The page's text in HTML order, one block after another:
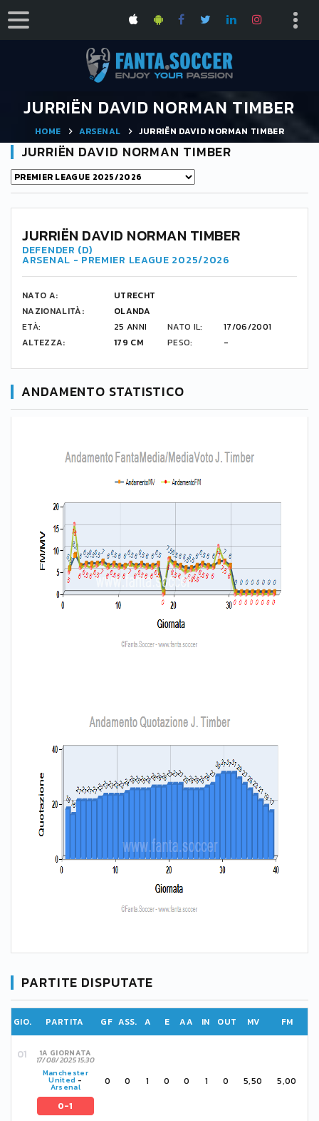
JURRIËN DAVID NORMAN TIMBER
HOME ARSENAL JURRIËN DAVID NORMAN TIMBER
JURRIËN DAVID NORMAN TIMBER
12
JURRIËN DAVID NORMAN TIMBER
DEFENDER (D)
ARSENAL - PREMIER LEAGUE 2025/2026
NATO A:
UTRECHT
NAZIONALITÀ:
OLANDA
ETÀ:
25 ANNI NATO IL:
17/06/2001
ALTEZZA:
179 CM PESO: -
ANDAMENTO STATISTICO
PARTITE DISPUTATE
GIO. PARTITA GF ASS. A E AA IN OUT MV FM
1A GIORNATA
17/08/2025 15:30
Manchester
United -
Arsenal
0-1
0 0 1 0 0 1 0 5,50 5,00